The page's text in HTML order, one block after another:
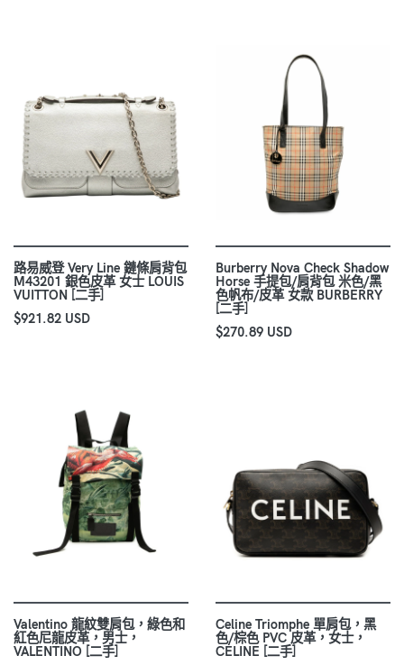
路易威登 Very Line 鏈條肩背包
M43201 銀色皮革 女士 LOUIS
VUITTON [二手]
$921.82 USD
Burberry Nova Check Shadow
Horse 手提包/肩背包 米色/黑
色帆布/皮革 女款 BURBERRY
[二手]
$270.89 USD
Valentino 龍紋雙肩包，綠色和
紅色尼龍皮革，男士，
VALENTINO [二手]
Celine Triomphe 單肩包，黑
色/棕色 PVC 皮革，女士，
CELINE [二手]